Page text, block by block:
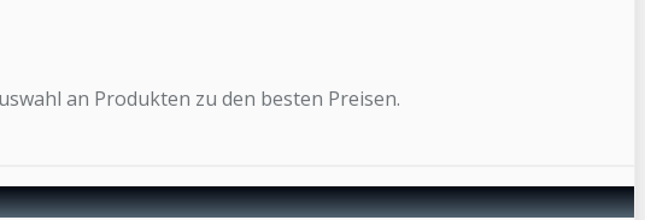
an Produkten zu den besten Preisen.